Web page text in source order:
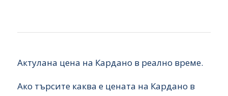
Aктулана цена на Кардано в реално време.
Ако търсите каква е цената на Кардано в